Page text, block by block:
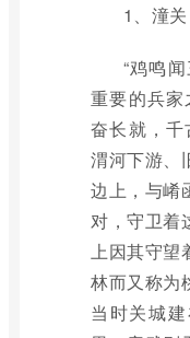
1、潼关
“鸡鸣
重要的兵家
奋长就，千
渭河下游、
边上，与崤
对，守卫着
上因其守望
林而又称为
当时关城